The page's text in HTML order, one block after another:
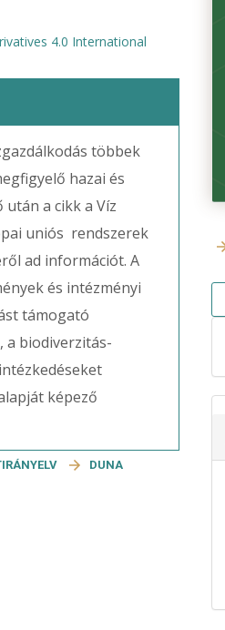
4.0 International
többek
hazai és
a cikk a Víz
uniós rendszerek
ad információt. A
és intézményi
támogató
a biodiverzitás-
képező
DUNA